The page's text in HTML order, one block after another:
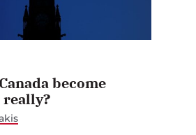
become
really?